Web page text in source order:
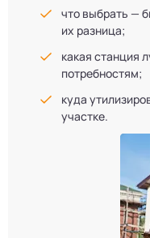
что выбрать —
их разница;
какая станция
потребностям;
куда
участке.